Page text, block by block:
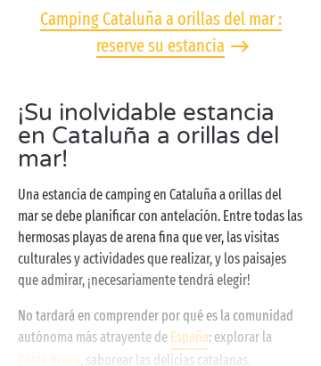
Camping Cataluña a orillas del mar :
reserve su estancia
¡Su inolvidable estancia
en Cataluña a orillas del
mar!
Una estancia de camping en Cataluña a orillas del
mar se debe planificar con antelación. Entre todas las
hermosas playas de arena fina que ver, las visitas
culturales y actividades que realizar, y los paisajes
que admirar, ¡necesariamente tendrá elegir!
No tardará en comprender por qué es la comunidad
autónoma más atrayente de España: explorar la
Costa Brava , saborear las delicias catalanas,